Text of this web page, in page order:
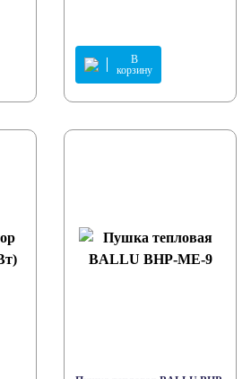
В
корзину